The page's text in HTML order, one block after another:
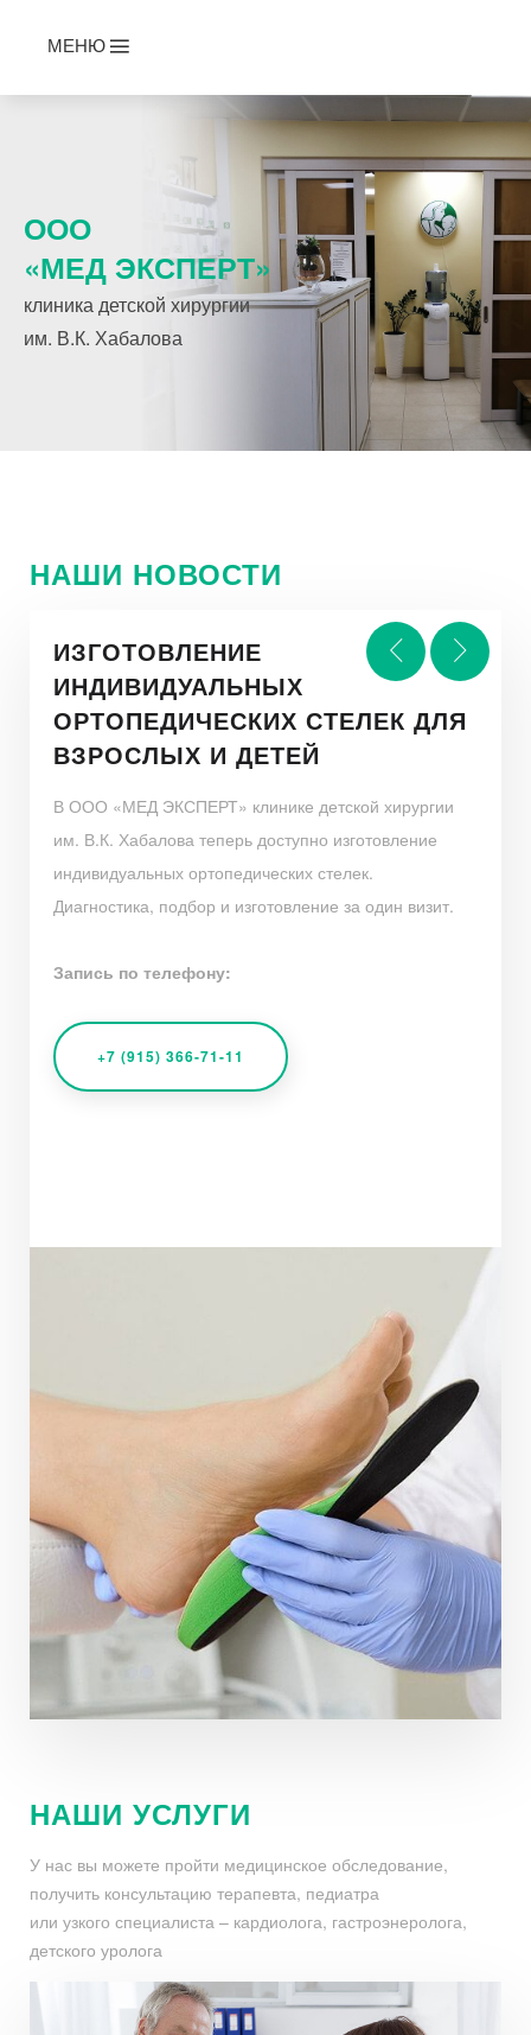
МЕНЮ
ООО
«МЕД ЭКСПЕРТ»
клиника детской хирургии
им. В.К. Хабалова
НАШИ НОВОСТИ
ИЗГОТОВЛЕНИЕ
ИНДИВИДУАЛЬНЫХ
ОРТОПЕДИЧЕСКИХ СТЕЛЕК ДЛЯ
ВЗРОСЛЫХ И ДЕТЕЙ
В ООО «МЕД ЭКСПЕРТ» клинике детской хирургии
им. В.К. Хабалова теперь доступно изготовление
индивидуальных ортопедических стелек.
Диагностика, подбор и изготовление за один визит.
Запись по телефону:
+7 (915) 366-71-11
СКИДКА - 10% ЗА ПОДПИСКУ
ИЛИ УПОМИНАНИЕ
В СОЦИАЛЬНЫХ СЕТЯХ
ПОДПИСАТЬСЯ
ВРАЧ-ИНФЕКЦИОНИСТ ЖДЕТ
ВАС НА ПРИЁМ
Приём осуществляется по адресу: г. Раменское,
ПОЛНОЕ КАРДИОЛОГИЧЕСКОЕ
ОБСЛЕДОВАНИЕ
+7 (916) 976-33-11
НАШИ УСЛУГИ
У нас вы можете пройти медицинское обследование,
получить консультацию терапевта, педиатра
или узкого специалиста – кардиолога, гастроэнеролога,
детского уролога